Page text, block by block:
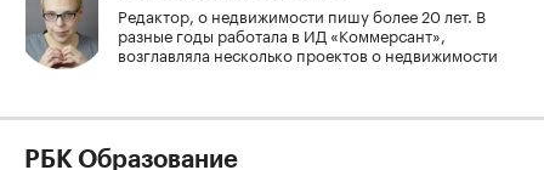
Редактор, о недвижимости пишу более 20 лет. В
разные годы работала в ИД «Коммерсант»,
возглавляла несколько проектов о недвижимости
РБК Образование